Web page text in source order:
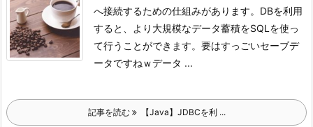
へ接続するための仕組みがあります。 DBを利用
すると、より大規模なデータ蓄積をSQLを使っ
て行うことができます。 要はすっごいセーブデ
ータですねｗデータ ...
記事を読む 【Java】JDBCを利 ...